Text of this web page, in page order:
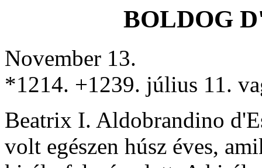
BOLDOG
November 13.
*1214. +1239. július 11.
Beatrix I. Aldobrandino
volt egészen húsz éves,